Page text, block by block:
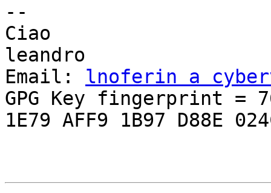
--
Ciao
leandro
Email: lnoferin a
GPG Key fingerprint =
1E79 AFF9 1B97 D88E